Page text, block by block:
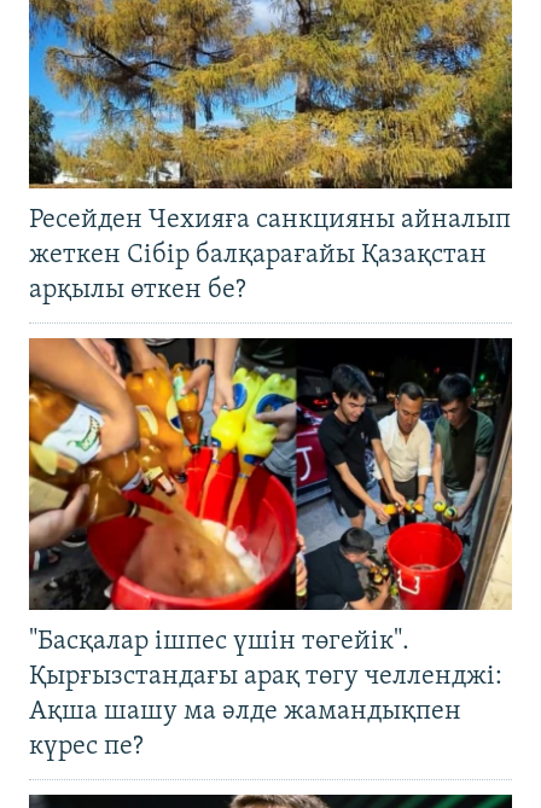
Ресейден Чехияға санкцияны айналып
жеткен Сібір балқарағайы Қазақстан
арқылы өткен бе?
"Басқалар ішпес үшін төгейік".
Қырғызстандағы арақ төгу челленджі:
Ақша шашу ма әлде жамандықпен
күрес пе?